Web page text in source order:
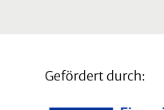
Gefördert durch: